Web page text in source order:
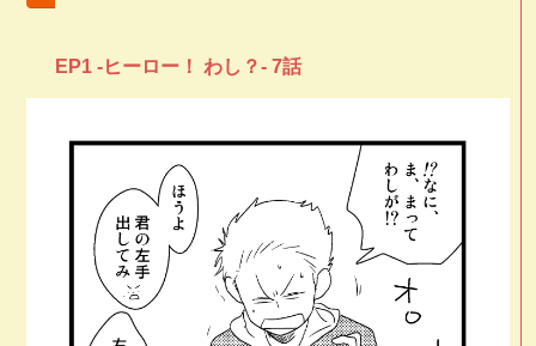
EP1 -ヒーロー！ わし？- 7話